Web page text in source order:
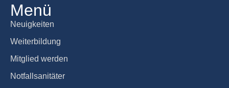
Menü
Neuigkeiten
Weiterbildung
Mitglied werden
Notfallsanitäter